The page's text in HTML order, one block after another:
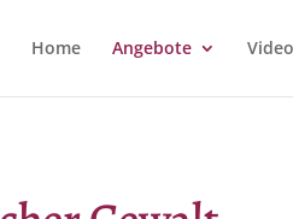
Home Angebote